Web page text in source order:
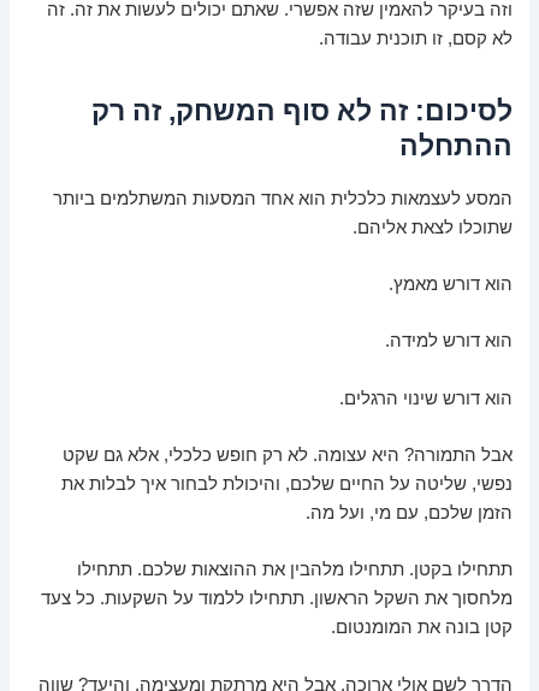
וזה בעיקר להאמין שזה אפשרי. שאתם יכולים לעשות את זה. זה
לא קסם, זו תוכנית עבודה.
לסיכום: זה לא סוף המשחק, זה רק
ההתחלה
המסע לעצמאות כלכלית הוא אחד המסעות המשתלמים ביותר
שתוכלו לצאת אליהם.
הוא דורש מאמץ.
הוא דורש למידה.
הוא דורש שינוי הרגלים.
אבל התמורה? היא עצומה. לא רק חופש כלכלי, אלא גם שקט
נפשי, שליטה על החיים שלכם, והיכולת לבחור איך לבלות את
הזמן שלכם, עם מי, ועל מה.
תתחילו בקטן. תתחילו מלהבין את ההוצאות שלכם. תתחילו
מלחסוך את השקל הראשון. תתחילו ללמוד על השקעות. כל צעד
קטן בונה את המומנטום.
הדרך לשם אולי ארוכה, אבל היא מרתקת ומעצימה. והיעד? שווה